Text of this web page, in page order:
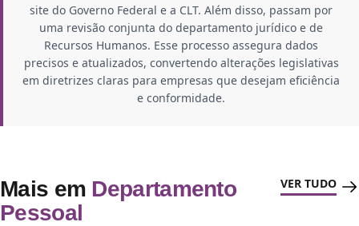
site do Governo Federal e a CLT. Além disso, passam por
uma revisão conjunta do departamento jurídico e de
Recursos Humanos. Esse processo assegura dados
precisos e atualizados, convertendo alterações legislativas
em diretrizes claras para empresas que desejam eficiência
e conformidade.
Mais em Departamento
Pessoal
VER TUDO